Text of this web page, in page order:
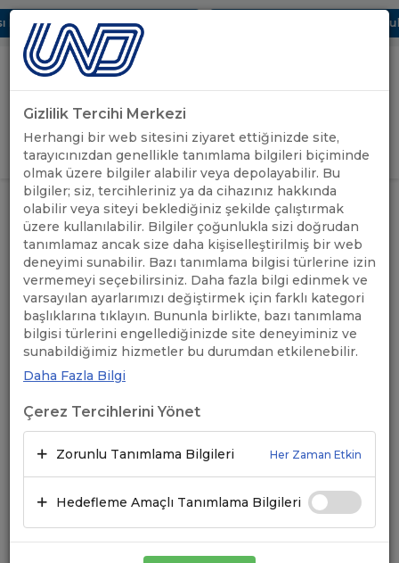
UBAK Bölümü Hakkında UND, Yunanistan Vize
Uluslararası Nakliyeciler Derneği
GİRİŞ YAP
ANASAYFA /
ÖNEMLİ
DUYURULAR
/
RANDEVULU SANAL SIRA SİSTEMİ
(RSS) UYGULAMASI KAPIKULE SINIR
KAPISINDA BAŞLADI
RANDEVULU SANAL SIRA
SİSTEMİ (RSS) UYGULAMASI
KAPIKULE SINIR KAPISINDA
BAŞLADI
Gizlilik Tercihi Merkezi
Herhangi bir web sitesini ziyaret ettiğinizde site,
tarayıcınızdan genellikle tanımlama bilgileri biçiminde
olmak üzere bilgiler alabilir veya depolayabilir. Bu
bilgiler; siz, tercihleriniz ya da cihazınız hakkında
olabilir veya siteyi beklediğiniz şekilde çalıştırmak
üzere kullanılabilir. Bilgiler çoğunlukla sizi doğrudan
tanımlamaz ancak size daha kişiselleştirilmiş bir web
deneyimi sunabilir. Bazı tanımlama bilgisi türlerine izin
vermemeyi seçebilirsiniz. Daha fazla bilgi edinmek ve
varsayılan ayarlarımızı değiştirmek için farklı kategori
başlıklarına tıklayın. Bununla birlikte, bazı tanımlama
bilgisi türlerini engellediğinizde site deneyiminiz ve
sunabildiğimiz hizmetler bu durumdan etkilenebilir.
Daha Fazla Bilgi
Çerez Tercihlerini Yönet
Zorunlu Tanımlama Bilgileri Her Zaman Etkin
Hedefleme Amaçlı Tanımlama Bilgileri